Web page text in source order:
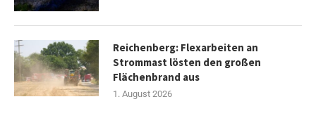
Reichenberg: Flexarbeiten an
Strommast lösten den großen
Flächenbrand aus
1. August 2026